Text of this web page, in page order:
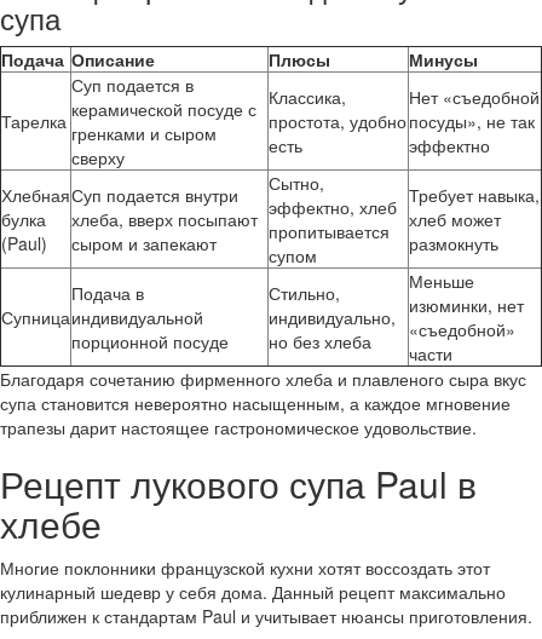
супа
Подача Описание Плюсы Минусы
Тарелка
Суп подается в
керамической посуде с
гренками и сыром
сверху
Классика,
простота, удобно
есть
Нет «съедобной
посуды», не так
эффектно
Хлебная
булка
(Paul)
Суп подается внутри
хлеба, вверх посыпают
сыром и запекают
Сытно,
эффектно, хлеб
пропитывается
супом
Требует навыка,
хлеб может
размокнуть
Супница
Подача в
индивидуальной
порционной посуде
Стильно,
индивидуально,
но без хлеба
Меньше
изюминки, нет
«съедобной»
части
Благодаря сочетанию фирменного хлеба и плавленого сыра вкус
супа становится невероятно насыщенным, а каждое мгновение
трапезы дарит настоящее гастрономическое удовольствие.
Рецепт лукового супа Paul в
хлебе
Многие поклонники французской кухни хотят воссоздать этот
кулинарный шедевр у себя дома. Данный рецепт максимально
приближен к стандартам Paul и учитывает нюансы приготовления.